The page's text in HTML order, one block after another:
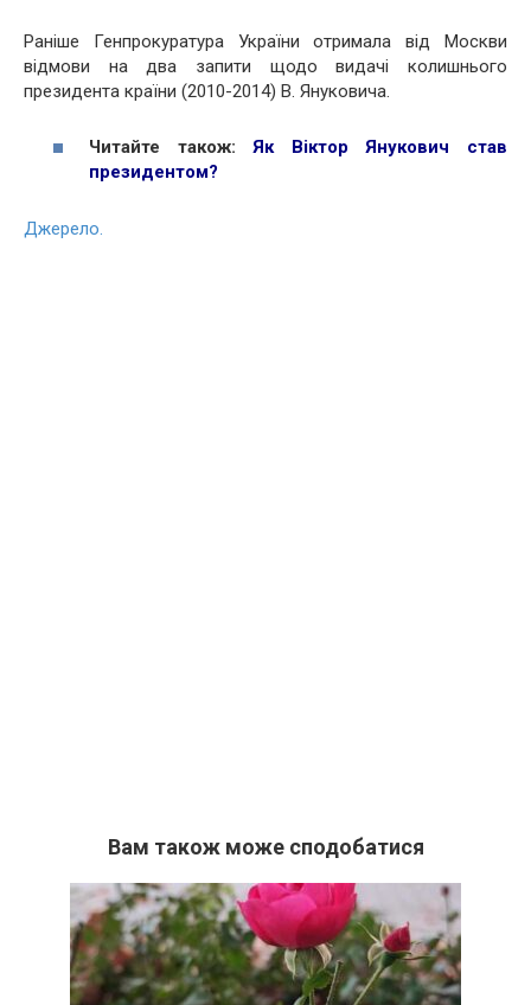
Раніше Генпрокуратура України отримала від Москви
відмови на два запити щодо видачі колишнього
президента країни (2010-2014) В. Януковича.
Читайте також:Як Віктор Янукович став
президентом?
Джерело.
Вам також може сподобатися